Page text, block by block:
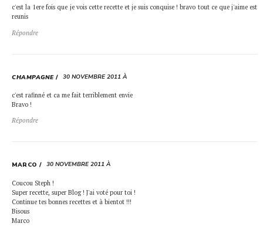
c'est la 1ere fois que je vois cette recette et je suis conquise ! bravo tout ce que j'aime est
reunis
Répondre
CHAMPAGNE 30 NOVEMBRE 2011 À
c'est rafinné et ca me fait terriblement envie
Bravo !
Répondre
MARCO 30 NOVEMBRE 2011 À
Coucou Steph !
Super recette, super Blog ! J'ai voté pour toi !
Continue tes bonnes recettes et à bientot !!!
Bisous
Marco